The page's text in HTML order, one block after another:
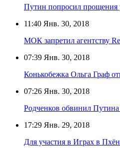
Путин попросил прощения
11:40 Янв. 30, 2018
МОК запретил агентству
07:39 Янв. 30, 2018
Конькобежка Ольга Граф
07:26 Янв. 30, 2018
Родченков обвинил
17:29 Янв. 29, 2018
Для участия в Играх в